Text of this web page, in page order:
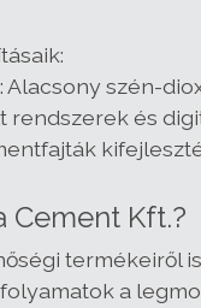
szén-
rendszerek és
Cement Kft.?
a